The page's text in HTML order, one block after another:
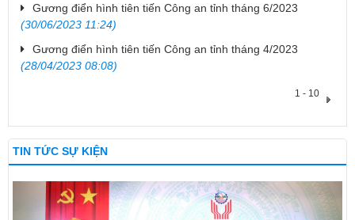
Gương điển hình tiên tiến Công an tỉnh tháng 6/2023
(30/06/2023 11:24)
Gương điển hình tiên tiến Công an tỉnh tháng 4/2023
(28/04/2023 08:08)
1 - 10
TIN TỨC SỰ KIỆN